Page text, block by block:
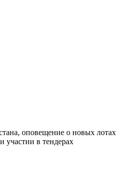
оповещение о новых лотах
участии в тендерах